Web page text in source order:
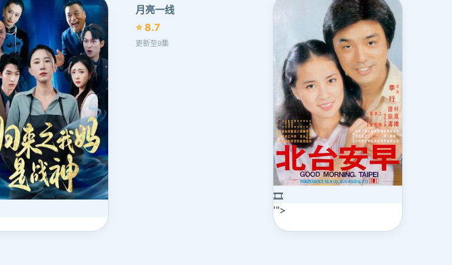
月亮一线
⭐ 8.7
更新至9集
🎞️
'">